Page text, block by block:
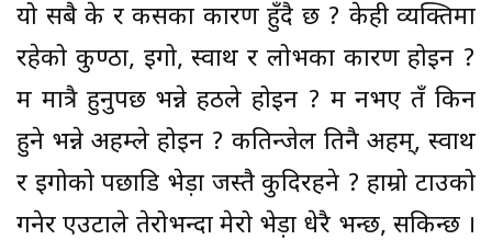
यो सबै के र कसका कारण हुँदै छ ? केही व्यक्तिमा
रहेको कुण्ठा, ईगो, स्वार्थ र लोभका कारण होइन ?
म मात्रै हुनुपर्छ भन्ने हठले होइन ? म नभए तँ किन
हुने भन्ने अहम्ले होइन ? कतिन्जेल तिनै अहम्, स्वार्थ
र ईगोको पछाडि भेड़ा जस्तै कुदिरहने ? हाम्रो टाउको
गनेर एउटाले तेरोभन्दा मेरो भेड़ा धेरै भन्छ, सकिन्छ ।